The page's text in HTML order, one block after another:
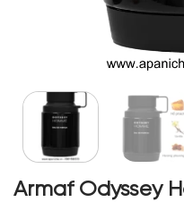
Armaf Odyssey